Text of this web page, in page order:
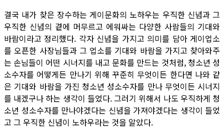
결국 내가 찾은 장수하는 게이문화의 노하우는 우직한 신념과 그
우직한 신념의 곁에 머무르고 에워싸는 다양한 사람들의 기대와
바람이라고 정리했다. 각자 신념을 가지고 의미를 담아 게이업소
를 오픈한 사장님들과 그 업소를 기대와 바람을 가지고 찾아와주
는 손님들이 어떤 시너지를 내고 문화를 만드는 것처럼, 청소년 성
소수자를 어떻게든 만나기 위해 꾸준히 무엇이든 한다면 나와 같
은 기대와 바람을 가진 청소년 성소수자를 만나 무엇이든 시너지
를 내겠구나 하는 생각이 들었다. 그러기 위해서 나도 우직하게 청
소년 성소수자를 만나야겠다는 신념을 가져야겠다는 생각이 들었
고 그 우직한 신념이 노하우라는 것을 알았다.